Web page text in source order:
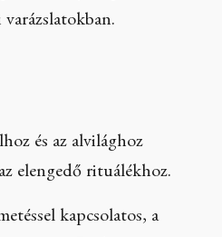
varázslatokban.
és az alvilághoz
elengedő rituálékhoz.
kapcsolatos, a